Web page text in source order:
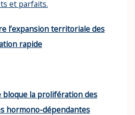
l’expansion territoriale des
rapide
bloque la prolifération des
hormono-dépendantes